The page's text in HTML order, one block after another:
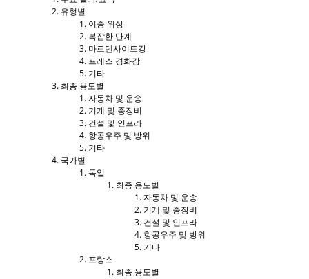
유형별
이중 위상
복잡한 단계
마르텐사이트강
프레스 경화강
기타
최종 용도별
자동차 및 운송
기계 및 중장비
건설 및 인프라
항공우주 및 방위
기타
국가별
독일
최종 용도별
자동차 및 운송
기계 및 중장비
건설 및 인프라
항공우주 및 방위
기타
프랑스
최종 용도별